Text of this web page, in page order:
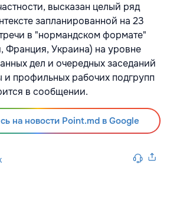
высказан целый ряд
запланированной на 23
в "нормандском формате"
Франция, Украина) на уровне
дел и очередных заседаний
и профильных рабочих подгрупп
в сообщении.
на новости Point.md в Google